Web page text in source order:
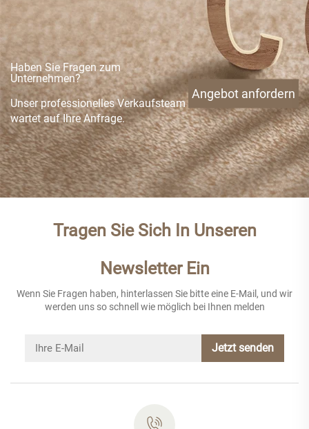
Haben Sie Fragen zum
Unternehmen?
Unser professionelles Verkaufsteam
wartet auf Ihre Anfrage.
Angebot anfordern
Tragen Sie Sich In Unseren
Newsletter Ein
Wenn Sie Fragen haben, hinterlassen Sie bitte eine E-Mail, und wir
werden uns so schnell wie möglich bei Ihnen melden
Jetzt senden